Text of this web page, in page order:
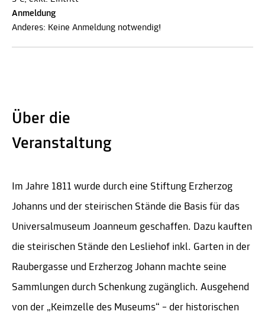
Anmeldung
Anderes: Keine Anmeldung notwendig!
Über die
Veranstaltung
Im Jahre 1811 wurde durch eine Stiftung Erzherzog
Johanns und der steirischen Stände die Basis für das
Universalmuseum Joanneum geschaffen. Dazu kauften
die steirischen Stände den Lesliehof inkl. Garten in der
Raubergasse und Erzherzog Johann machte seine
Sammlungen durch Schenkung zugänglich. Ausgehend
von der „Keimzelle des Museums“ – der historischen